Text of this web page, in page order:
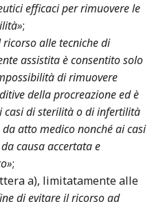
efficaci per rimuovere le
;
ricorso alle tecniche di
assistita è consentito solo
di rimuovere
della procreazione ed è
casi di sterilità o di infertilità
atto medico nonché ai casi
causa accertata e
;
a), limitatamente alle
di evitare il ricorso ad